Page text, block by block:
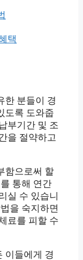
택
한 분들이 경
도록 도와줍
부기간 및 조
을 절약하고
함으로써 할
통해 연간
실 수 있습니
을 숙지하면
료를 피할 수
이들에게 경